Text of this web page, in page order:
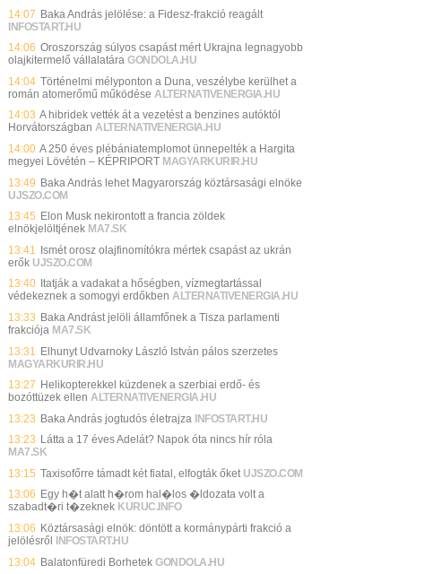
14:07 Baka András jelölése: a Fidesz-frakció reagált
INFOSTART.HU
14:06 Oroszország súlyos csapást mért Ukrajna legnagyobb
olajkitermelő vállalatára GONDOLA.HU
14:04 Történelmi mélyponton a Duna, veszélybe kerülhet a
román atomerőmű működése ALTERNATIVENERGIA.HU
14:03 A hibridek vették át a vezetést a benzines autóktól
Horvátországban ALTERNATIVENERGIA.HU
14:00 A 250 éves plébániatemplomot ünnepelték a Hargita
megyei Lövétén – KÉPRIPORT MAGYARKURIR.HU
13:49 Baka András lehet Magyarország köztársasági elnöke
UJSZO.COM
13:45 Elon Musk nekirontott a francia zöldek
elnökjelöltjének MA7.SK
13:41
Ismét orosz olajfinomítókra mértek csapást az ukrán
erők UJSZO.COM
13:40 Itatják a vadakat a hőségben, vízmegtartással
védekeznek a somogyi erdőkben ALTERNATIVENERGIA.HU
13:33 Baka Andrást jelöli államfőnek a Tisza parlamenti
frakciója MA7.SK
13:31
Elhunyt Udvarnoky László István pálos szerzetes
MAGYARKURIR.HU
13:27 Helikopterekkel küzdenek a szerbiai erdő- és
bozóttüzek ellen ALTERNATIVENERGIA.HU
13:23 Baka András jogtudós életrajza INFOSTART.HU
13:23 Látta a 17 éves Adelát? Napok óta nincs hír róla
MA7.SK
13:15 Taxisofőrre támadt két fiatal, elfogták őket UJSZO.COM
13:06 Egy h�t alatt h�rom hal�los �ldozata volt a
szabadt�ri t�zeknek KURUC.INFO
13:06 Köztársasági elnök: döntött a kormánypárti frakció a
jelölésről
INFOSTART.HU
13:04 Balatonfüredi Borhetek GONDOLA.HU